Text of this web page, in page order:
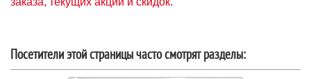
Посетители этой страницы часто смотрят разделы: